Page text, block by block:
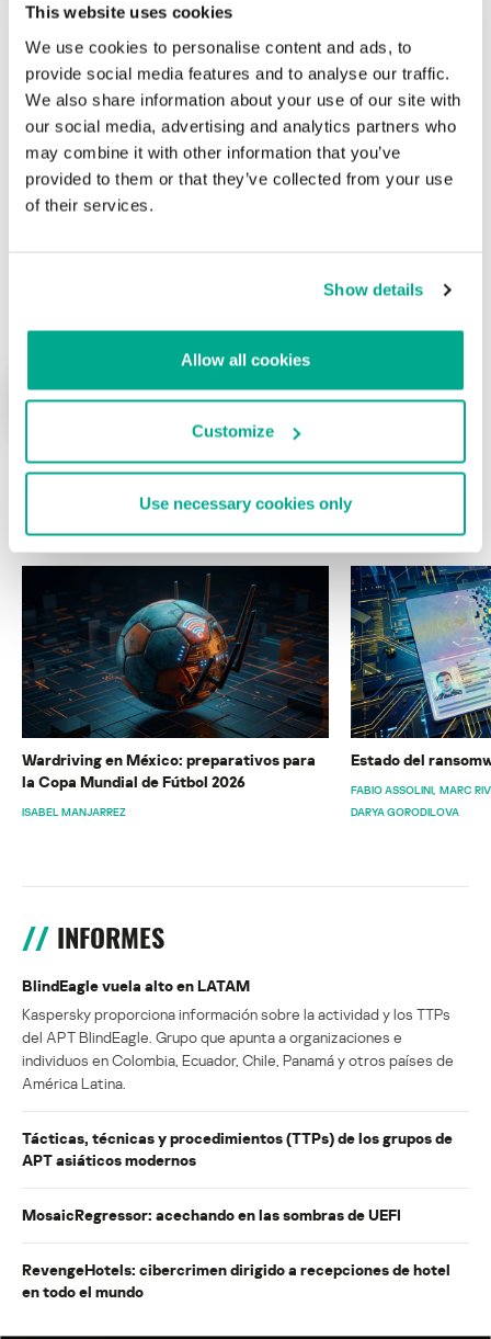
This website uses cookies
We use cookies to personalise content and ads, to
provide social media features and to analyse our traffic.
We also share information about your use of our site with
our social media, advertising and analytics partners who
may combine it with other information that you’ve
provided to them or that they’ve collected from your use
of their services.
Show details
Allow all cookies
Customize
Use necessary cookies only
Marcadores pornográficos para
smartphones, parte 2
Su dirección de correo electrónico no será publicada.
Los
campos obligatorios están marcados con
Correo electrónico
ÚLTIMAS PUBLICACIONES
Wardriving en México: preparativos para
la Copa Mundial de Fútbol 2026
ISABEL MANJARREZ
Estado del
FABIO ASSOLINI MARC
DARYA GORODILOVA
INFORMES
BlindEagle vuela alto en LATAM
Kaspersky proporciona información sobre la actividad y los TTPs
del APT BlindEagle. Grupo que apunta a organizaciones e
individuos en Colombia, Ecuador, Chile, Panamá y otros países de
América Latina.
Tácticas, técnicas y procedimientos (TTPs) de los grupos de
APT asiáticos modernos
MosaicRegressor: acechando en las sombras de UEFI
RevengeHotels: cibercrimen dirigido a recepciones de hotel
en todo el mundo